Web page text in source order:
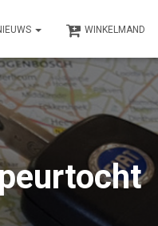
WINKELMAND